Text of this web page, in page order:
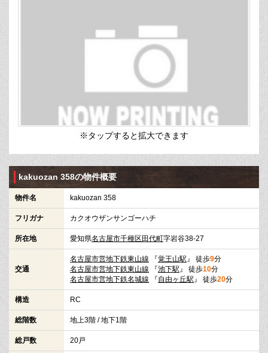
※タップすると拡大できます
kakuozan 358の物件概要
物件名 kakuozan 358
フリガナ カクオウザンサンゴーハチ
所在地 愛知県名古屋市千種区田代町字岩谷38-27
交通
名古屋市営地下鉄東山線 『覚王山駅 』 徒歩9分
名古屋市営地下鉄東山線 『池下駅 』 徒歩10分
名古屋市営地下鉄名城線 『自由ヶ丘駅 』 徒歩20分
構造 RC
総階数 地上3階 / 地下1階
総戸数 20戸